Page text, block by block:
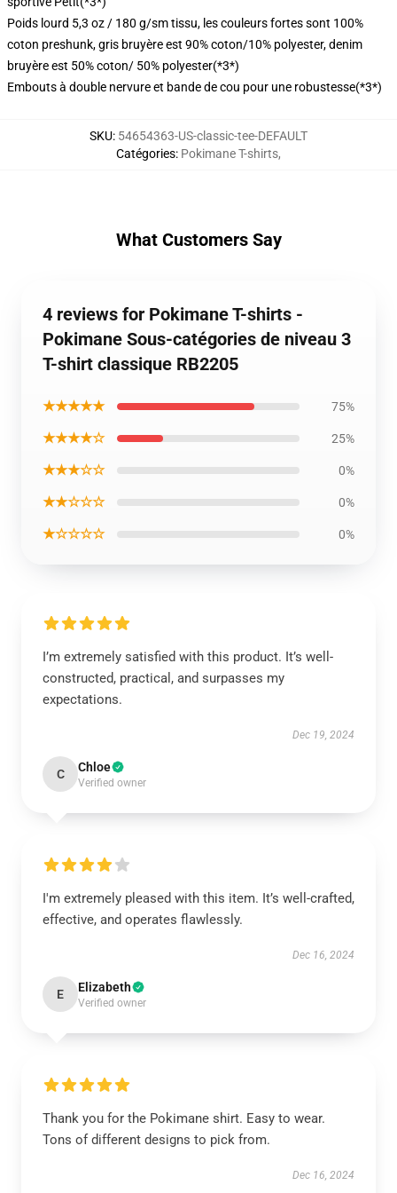
Poids lourd 5,3 oz / 180 g/sm tissu, les couleurs fortes sont 100%
coton preshunk, gris bruyère est 90% coton/10% polyester, denim
bruyère est 50% coton/ 50% polyester(*3*)
Embouts à double nervure et bande de cou pour une robustesse(*3*)
SKU: 54654363-US-classic-tee-DEFAULT
Catégories: Pokimane T-shirts,
What Customers Say
4 reviews for Pokimane T-shirts -
Pokimane Sous-catégories de niveau 3
T-shirt classique RB2205
★★★★★ 75%
★★★★☆ 25%
★★★☆☆ 0%
★★☆☆☆ 0%
★☆☆☆☆ 0%
I’m extremely satisfied with this product. It’s well-
constructed, practical, and surpasses my
expectations.
Dec 19, 2024
C Chloe
Verified owner
I'm extremely pleased with this item. It’s well-crafted,
effective, and operates flawlessly.
Dec 16, 2024
E Elizabeth
Verified owner
Thank you for the Pokimane shirt. Easy to wear.
Tons of different designs to pick from.
Dec 16, 2024